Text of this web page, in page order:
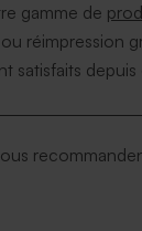
gamme de
réimpression
satisfaits